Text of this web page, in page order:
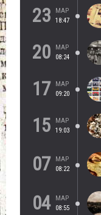
23
МАР
18:47
20
МАР
08:24
17
МАР
09:20
15
МАР
19:03
07
МАР
08:22
04
МАР
08:55